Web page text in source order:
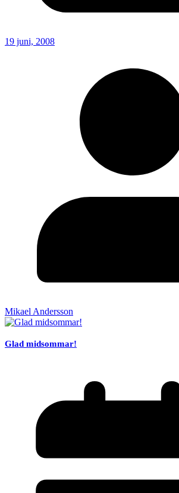
19 juni, 2008
Mikael Andersson
Glad midsommar!